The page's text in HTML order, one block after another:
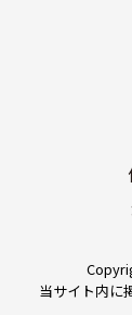
当サイト内に